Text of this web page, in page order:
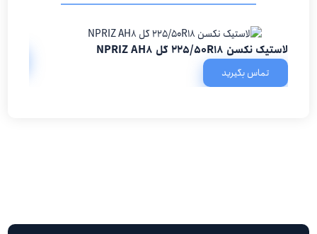
لاستیک نکسن 225/50R18 گل NPRIZ AH8
تماس بگیرید